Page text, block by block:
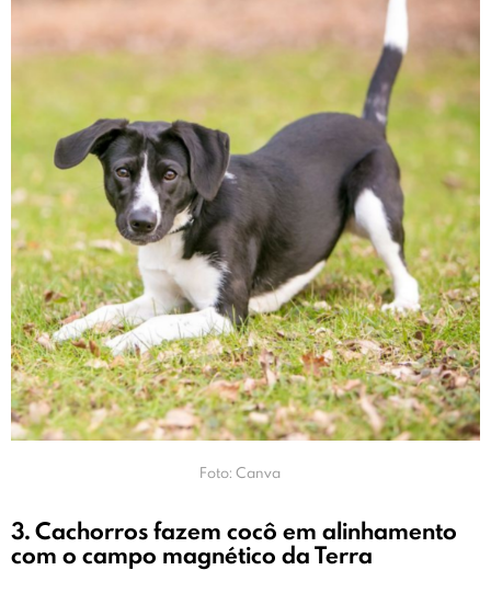
Foto: Canva
3. Cachorros fazem cocô em alinhamento
com o campo magnético da Terra